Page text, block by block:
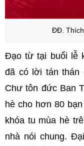
ĐĐ. Thích
Đạo từ tại buổi lễ
đã có lời tán thán
Chư tôn đức Ban
hè cho hơn 80
khóa tu mùa hè
nhà nói chung.